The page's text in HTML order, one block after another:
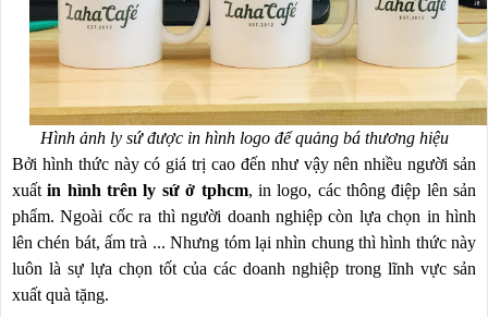
Hình ảnh ly sứ được in hình logo để quảng bá thương hiệu
Bởi hình thức này có giá trị cao đến như vậy nên nhiều người sản
xuấtin hình trên ly sứ ở tphcm, in logo, các thông điệp lên sản
phẩm. Ngoài cốc ra thì người doanh nghiệp còn lựa chọn in hình
lên chén bát, ấm trà ... Nhưng tóm lại nhìn chung thì hình thức này
luôn là sự lựa chọn tốt của các doanh nghiệp trong lĩnh vực sản
xuất quà tặng.